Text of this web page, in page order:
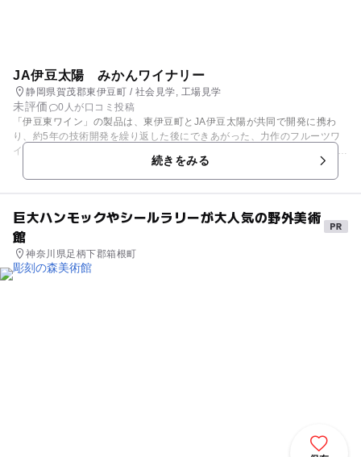
JA伊豆太陽 みかんワイナリー
静岡県賀茂郡東伊豆町 / 社会見学, 工場見学
未評価
0人が口コミ投稿
「伊豆東ワイン」の製品は、東伊豆町とJA伊豆太陽が共同で開発に携わ
り、約5年の技術開発を繰り返した後にできあがった、力作のフルーツワ
インです！ みかんワインをはじめ、やまももワイン、アロエワイン、うめ
ワイン、さくらのお酒、しそ酒などなど種類も豊富。ワインの販売のほ
か、入場無料で試飲も出来ます。試飲のできないお子様は工場見学もあり
続きをみる
巨大ハンモックやシールラリーが大人気の野外美術
館
神奈川県足柄下郡箱根町